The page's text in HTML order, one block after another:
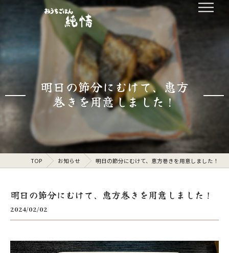
明日の節分にむけて、恵方
巻きを用意しました！
TOP お知らせ 明日の節分にむけて、恵方巻きを用意しました！
明日の節分にむけて、恵方巻きを用意しました！
2024/02/02